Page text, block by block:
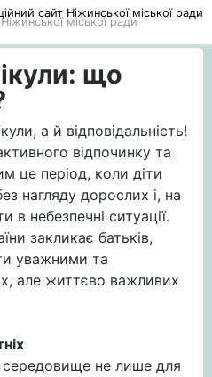
міської ради
що треба знати?
що
а й відповідальність!
відпочинку та
це період, коли діти
нагляду дорослих і, на
небезпечні ситуації.
закликає батьків,
уважними та
але життєво важливих
не лише для